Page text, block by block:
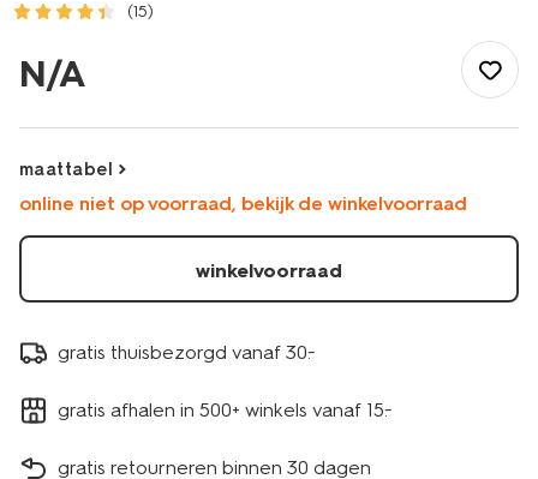
(15)
t-
shirt-
t-
shirt-
lichtblauw-
33130170LIGHTBLUE.html
N/A
maattabel
online niet op voorraad, bekijk de winkelvoorraad
winkelvoorraad
gratis thuisbezorgd vanaf 30.-
gratis afhalen in 500+ winkels vanaf 15.-
gratis retourneren binnen 30 dagen